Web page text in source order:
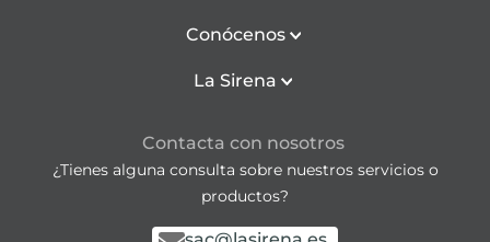
Conócenos
La Sirena
Contacta con nosotros
¿Tienes alguna consulta sobre nuestros servicios o
productos?